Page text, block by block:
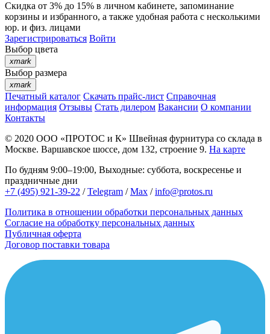
Скидка от 3% до 15% в личном кабинете, запоминание
корзины и избранного, а также удобная работа с несколькими
юр. и физ. лицами
Зарегистрироваться Войти
Выбор цвета
xmark
Выбор размера
xmark
Печатный каталог Скачать прайс-лист Справочная
информация Отзывы Стать дилером Вакансии О компании
Контакты
© 2020 ООО «ПРОТОС и К» Швейная фурнитура со склада в
Москве. Варшавское шоссе, дом 132, строение 9. На карте
По будням 9:00–19:00, Выходные: суббота, воскресенье и
праздничные дни
+7 (495) 921-39-22 /Telegram /Max /info@protos.ru
Политика в отношении обработки персональных данных
Согласие на обработку персональных данных
Публичная оферта
Договор поставки товара